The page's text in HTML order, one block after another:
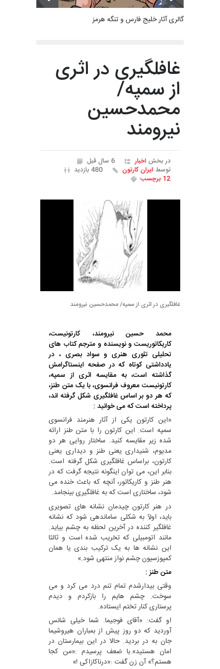
گالری آثار خلیج فارس و تنگه هرمز
غافلگیری در اثری
از سمپه/
محمدحسین
نیرومند
در بخش اخبار
6 سال قبل
توسط ایران کارتون
480 بازدید
12 برچسب
غافلگیری در اثری از سمپه/ محمدحسین نیرومند
محمد حسین نیرومند، کارتونیست،
کاریکاتوریست و نویسنده و مترجم کتاب های
تحلیلی تئوری هنری و سواد بصری ، در
یادداشتی کوتاه که در صفحه اینستاگرامش
گذاشته است، به مقایسه اثری از سمپه،
کارتونیست معروف فرانسوی، با یک متن طنز،
که هر دو بر اساس غافلگیری شکل گرفته اند،
پرداخته است که می خوانید :
«این کارتون یکی از آثار هنرمند فرانسوی
سمپه است. این کارتون را با متن طنز ارائه
شده زیر مقایسه کنید. ساختار روایی هر دو
مدیوم، شنیداری یعنی طنز و دیداری یعنی
کارتون، براساس غافلگیری شکل گرفته است.
بنابر این، می توان اینگونه نتیجه گرفت که در
هنر طنز و کاریکاتور، آنچه که باعث خنده می
شود، ساختاری است که به غافلگیری بینجامد.
در هنر کارتون چیدمان نشانه های تصویری
باید، اولآ به شکلی ساماندهی شود که نشانه
غافلگیر کننده در آخرین لحظه به چشم بیاید.
مانند اتومبیلی که تخریب شده است و ثالثا
این نشانه‌ ها به یک ترکیب بندی یا همان
کمپوزسیون چشم نواز منتهی شود.»
متن طنز :
وقتی بیدارشدم تمام تنم درد می کرد و می
سوخت. چشم هایم را بازکردم و دیدم
پرستاری کنار تختم ایستاده.
او گفت: «آقای فوجیما. شما خیلی شانس
آوردید که دو روز پیش از بمباران هیروشیما
جان به در بردید. حالا در این بیمارستان در
امان هستید».با ضعف پرسیدم :«من کجا
هستم؟» آن زن گفت :«درناکازاکی !»